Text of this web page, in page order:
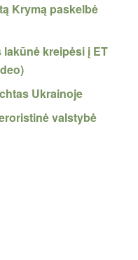
Krymą paskelbė
kreipėsi į ET
Ukrainoje
valstybė